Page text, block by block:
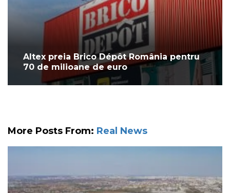
Altex preia Brico Dépôt România pentru
70 de milioane de euro
More Posts From: Real News